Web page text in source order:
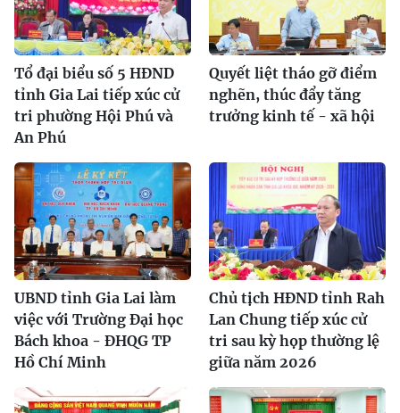
Tổ đại biểu số 5 HĐND
tỉnh Gia Lai tiếp xúc cử
tri phường Hội Phú và
An Phú
Quyết liệt tháo gỡ điểm
nghẽn, thúc đẩy tăng
trưởng kinh tế - xã hội
UBND tỉnh Gia Lai làm
việc với Trường Đại học
Bách khoa - ĐHQG TP
Hồ Chí Minh
Chủ tịch HĐND tỉnh Rah
Lan Chung tiếp xúc cử
tri sau kỳ họp thường lệ
giữa năm 2026